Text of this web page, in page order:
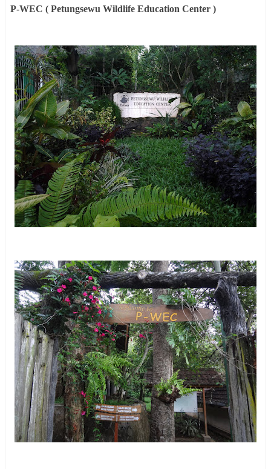
P-WEC ( Petungsewu Wildlife Education Center )